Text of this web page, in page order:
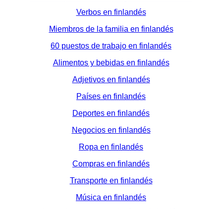
Verbos en finlandés
Miembros de la familia en finlandés
60 puestos de trabajo en finlandés
Alimentos y bebidas en finlandés
Adjetivos en finlandés
Países en finlandés
Deportes en finlandés
Negocios en finlandés
Ropa en finlandés
Compras en finlandés
Transporte en finlandés
Música en finlandés